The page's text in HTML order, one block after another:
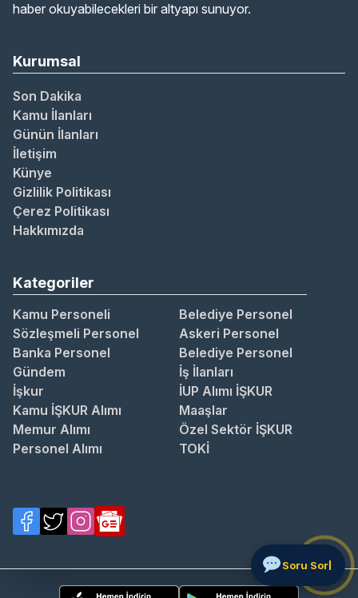
haber okuyabilecekleri bir altyapı sunuyor.
Kurumsal
Son Dakika
Kamu İlanları
Günün İlanları
İletişim
Künye
Gizlilik Politikası
Çerez Politikası
Hakkımızda
Kategoriler
Kamu Personeli
Belediye Personel
Sözleşmeli Personel
Askeri Personel
Banka Personel
Belediye Personel
Gündem
İş İlanları
İşkur
İUP Alımı İŞKUR
Kamu İŞKUR Alımı
Maaşlar
Memur Alımı
Özel Sektör İŞKUR
Personel Alımı
TOKİ